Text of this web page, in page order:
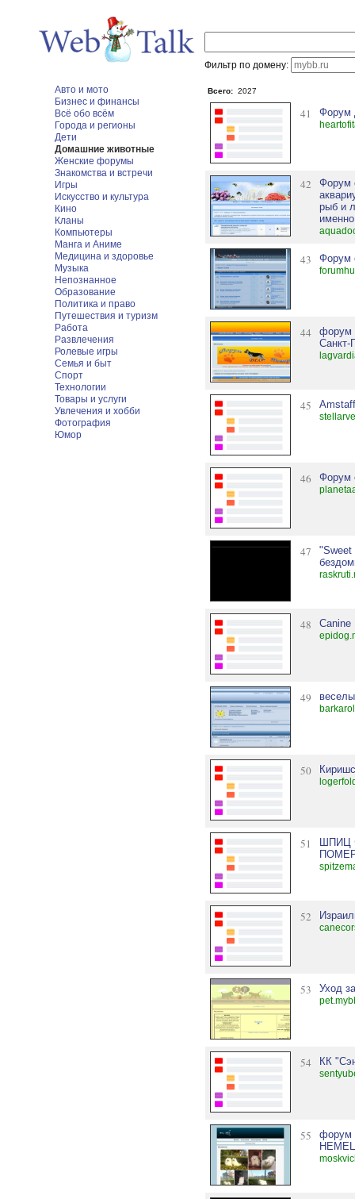
Фильтр по домену:
Авто и мото
Бизнес и финансы
Всё обо всём
Города и регионы
Дети
Домашние животные
Женские форумы
Знакомства и встречи
Игры
Искусство и культура
Кино
Кланы
Компьютеры
Манга и Аниме
Медицина и здоровье
Музыка
Непознанное
Образование
Политика и право
Путешествия и туризм
Работа
Развлечения
Ролевые игры
Семья и быт
Спорт
Технологии
Товары и услуги
Увлечения и хобби
Фотография
Юмор
Всего: 2027
41 Форум
42
Форум
рыб и
43 Форум
44
форум
Санкт-
45
46 Форум
47
48 Canine
49
50
51
ШПИЦ
52
53 Уход
54 КК
55